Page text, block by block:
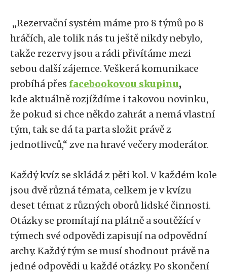
„Rezervační systém máme pro 8 týmů po 8
hráčích, ale tolik nás tu ještě nikdy nebylo,
takže rezervy jsou a rádi přivítáme mezi
sebou další zájemce. Veškerá komunikace
probíhá přes facebookovou skupinu,
kde aktuálně rozjíždíme i takovou novinku,
že pokud si chce někdo zahrát a nemá vlastní
tým, tak se dá ta parta složit právě z
jednotlivců,“ zve na hravé večery moderátor.
Každý kvíz se skládá z pěti kol. V každém kole
jsou dvě různá témata, celkem je v kvízu
deset témat z různých oborů lidské činnosti.
Otázky se promítají na plátně a soutěžící v
týmech své odpovědi zapisují na odpovědní
archy. Každý tým se musí shodnout právě na
jedné odpovědi u každé otázky. Po skončení